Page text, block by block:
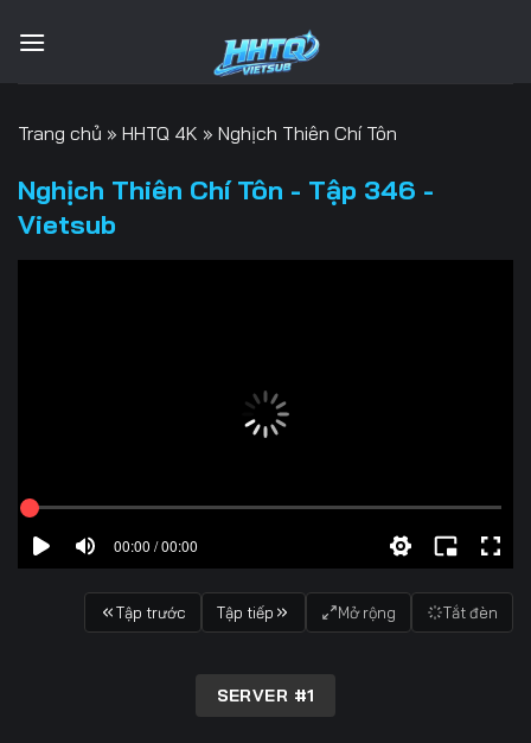
qua
Trang chủ » HHTQ 4K » Nghịch Thiên Chí Tôn
Nghịch Thiên Chí Tôn - Tập 346 -
Vietsub
00:00 / 00:00
Tập trước Tập tiếp Mở rộng Tắt đèn
SERVER #1